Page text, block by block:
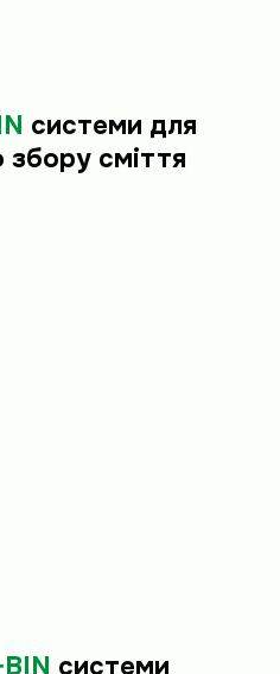
системи для
збору сміття
системи